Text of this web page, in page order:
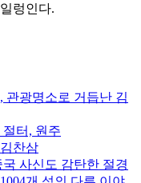
렁인다.
관광명소로 거듭난 김
터, 원주
찬삼
사신도 감탄한 절경